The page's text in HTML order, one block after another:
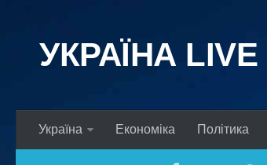
УКРАЇНА LIVE
Україна Економіка Політика